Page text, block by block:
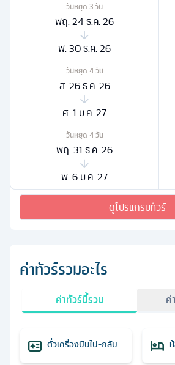
วันหยุด 3วัน
พฤ. 24 ธ.ค. 26
พ. 30 ธ.ค. 26
วันหยุด 4วัน
ส. 26 ธ.ค. 26
ศ. 1 ม.ค. 27
วันหยุด 4วัน
พฤ. 31 ธ.ค. 26
พ. 6 ม.ค. 27
ดูโปรแกรมทัวร์
ค่าทัวร์รวมอะไร
ค่าทัวร์นี้รวม ค่
ตั๋วเครื่องบินไป-กลับ